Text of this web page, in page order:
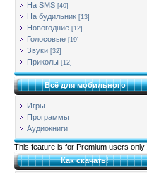
На SMS [40]
На будильник [13]
Новогодние [12]
Голосовые [19]
Звуки [32]
Приколы [12]
Всё для мобильного
Игры
Программы
Аудиокниги
This feature is for Premium users only!
Как скачать!